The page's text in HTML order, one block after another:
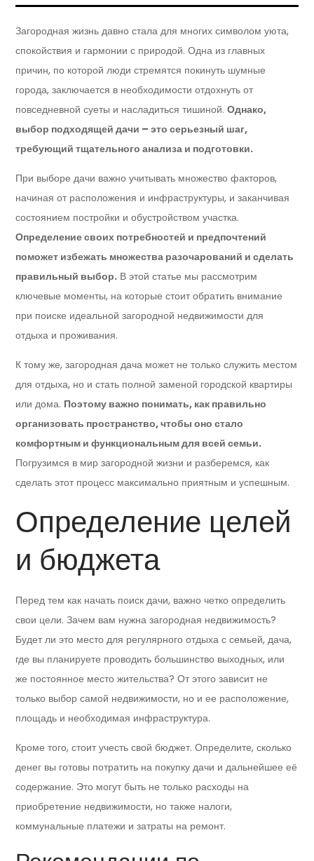
Загородная жизнь давно стала для многих символом уюта,
спокойствия и гармонии с природой. Одна из главных
причин, по которой люди стремятся покинуть шумные
города, заключается в необходимости отдохнуть от
повседневной суеты и насладиться тишиной.Однако,
выбор подходящей дачи – это серьезный шаг,
требующий тщательного анализа и подготовки.
При выборе дачи важно учитывать множество факторов,
начиная от расположения и инфраструктуры, и заканчивая
состоянием постройки и обустройством участка.
Определение своих потребностей и предпочтений
поможет избежать множества разочарований и сделать
правильный выбор. В этой статье мы рассмотрим
ключевые моменты, на которые стоит обратить внимание
при поиске идеальной загородной недвижимости для
отдыха и проживания.
К тому же, загородная дача может не только служить местом
для отдыха, но и стать полной заменой городской квартиры
или дома. Поэтому важно понимать, как правильно
организовать пространство, чтобы оно стало
комфортным и функциональным для всей семьи.
Погрузимся в мир загородной жизни и разберемся, как
сделать этот процесс максимально приятным и успешным.
Определение целей
и бюджета
Перед тем как начать поиск дачи, важно четко определить
свои цели. Зачем вам нужна загородная недвижимость?
Будет ли это место для регулярного отдыха с семьей, дача,
где вы планируете проводить большинство выходных, или
же постоянное место жительства? От этого зависит не
только выбор самой недвижимости, но и ее расположение,
площадь и необходимая инфраструктура.
Кроме того, стоит учесть свой бюджет. Определите, сколько
денег вы готовы потратить на покупку дачи и дальнейшее её
содержание. Это могут быть не только расходы на
приобретение недвижимости, но также налоги,
коммунальные платежи и затраты на ремонт.